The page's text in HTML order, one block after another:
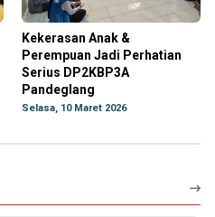
Kekerasan Anak &
Perempuan Jadi Perhatian
Serius DP2KBP3A
Pandeglang
Selasa, 10 Maret 2026